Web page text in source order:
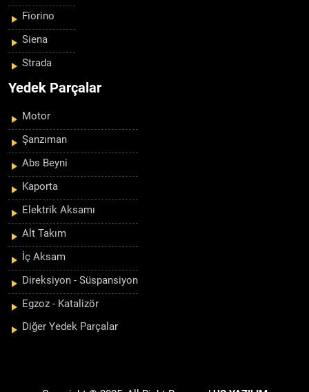
Fiorino
Siena
Strada
Yedek Parçalar
Motor
Şanzıman
Abs Beyni
Kaporta
Elektrik Aksamı
Alt Takım
İç Aksam
Direksiyon - Süspansiyon
Egzoz - Katalizör
Diğer Yedek Parçalar